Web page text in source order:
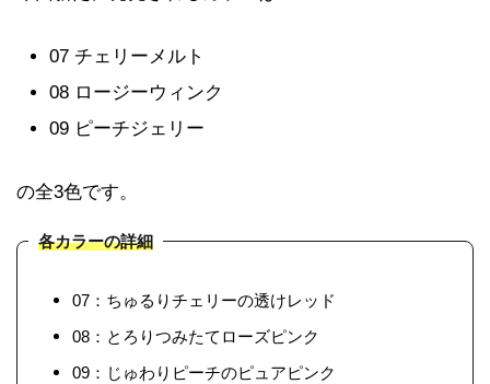
07 チェリーメルト
08 ロージーウィンク
09 ピーチジェリー
の全3色です。
各カラーの詳細
07：ちゅるりチェリーの透けレッド
08：とろりつみたてローズピンク
09：じゅわりピーチのピュアピンク